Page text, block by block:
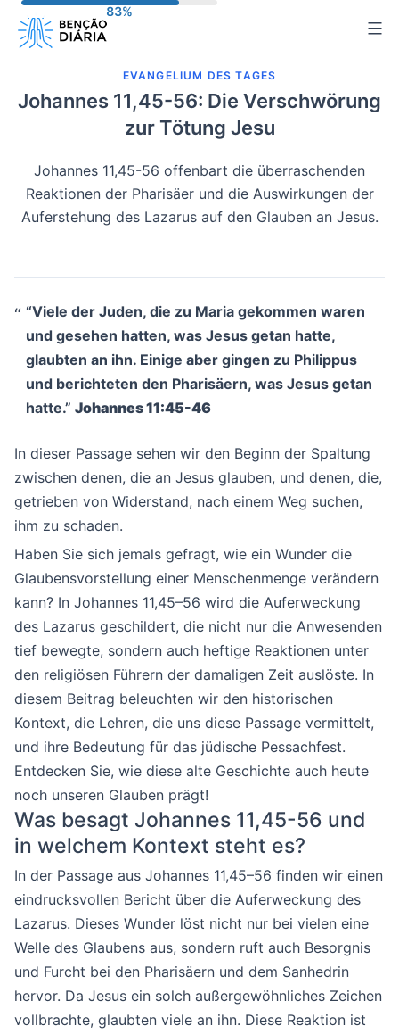
Inhalt
EVANGELIUM DES TAGES
Johannes 11,45-56: Die Verschwörung
zur Tötung Jesu
Johannes 11,45-56 offenbart die überraschenden
Reaktionen der Pharisäer und die Auswirkungen der
Auferstehung des Lazarus auf den Glauben an Jesus.
“Viele der Juden, die zu Maria gekommen waren
und gesehen hatten, was Jesus getan hatte,
glaubten an ihn. Einige aber gingen zu Philippus
und berichteten den Pharisäern, was Jesus getan
hatte.” Johannes 11:45-46
In dieser Passage sehen wir den Beginn der Spaltung
zwischen denen, die an Jesus glauben, und denen, die,
getrieben von Widerstand, nach einem Weg suchen,
ihm zu schaden.
Haben Sie sich jemals gefragt, wie ein Wunder die
Glaubensvorstellung einer Menschenmenge verändern
kann? In Johannes 11,45–56 wird die Auferweckung
des Lazarus geschildert, die nicht nur die Anwesenden
tief bewegte, sondern auch heftige Reaktionen unter
den religiösen Führern der damaligen Zeit auslöste. In
diesem Beitrag beleuchten wir den historischen
Kontext, die Lehren, die uns diese Passage vermittelt,
und ihre Bedeutung für das jüdische Pessachfest.
Entdecken Sie, wie diese alte Geschichte auch heute
noch unseren Glauben prägt!
Was besagt Johannes 11,45-56 und
in welchem Kontext steht es?
In der Passage aus Johannes 11,45–56 finden wir einen
eindrucksvollen Bericht über die Auferweckung des
Lazarus. Dieses Wunder löst nicht nur bei vielen eine
Welle des Glaubens aus, sondern ruft auch Besorgnis
und Furcht bei den Pharisäern und dem Sanhedrin
hervor. Da Jesus ein solch außergewöhnliches Zeichen
vollbrachte, glaubten viele an ihn. Diese Reaktion ist